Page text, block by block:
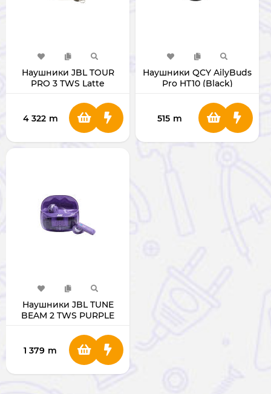
Наушники JBL TOUR
PRO 3 TWS Latte
4 322 m
Наушники QCY AilyBuds
Pro HT10 (Black)
515 m
Наушники JBL TUNE
BEAM 2 TWS PURPLE
1 379 m